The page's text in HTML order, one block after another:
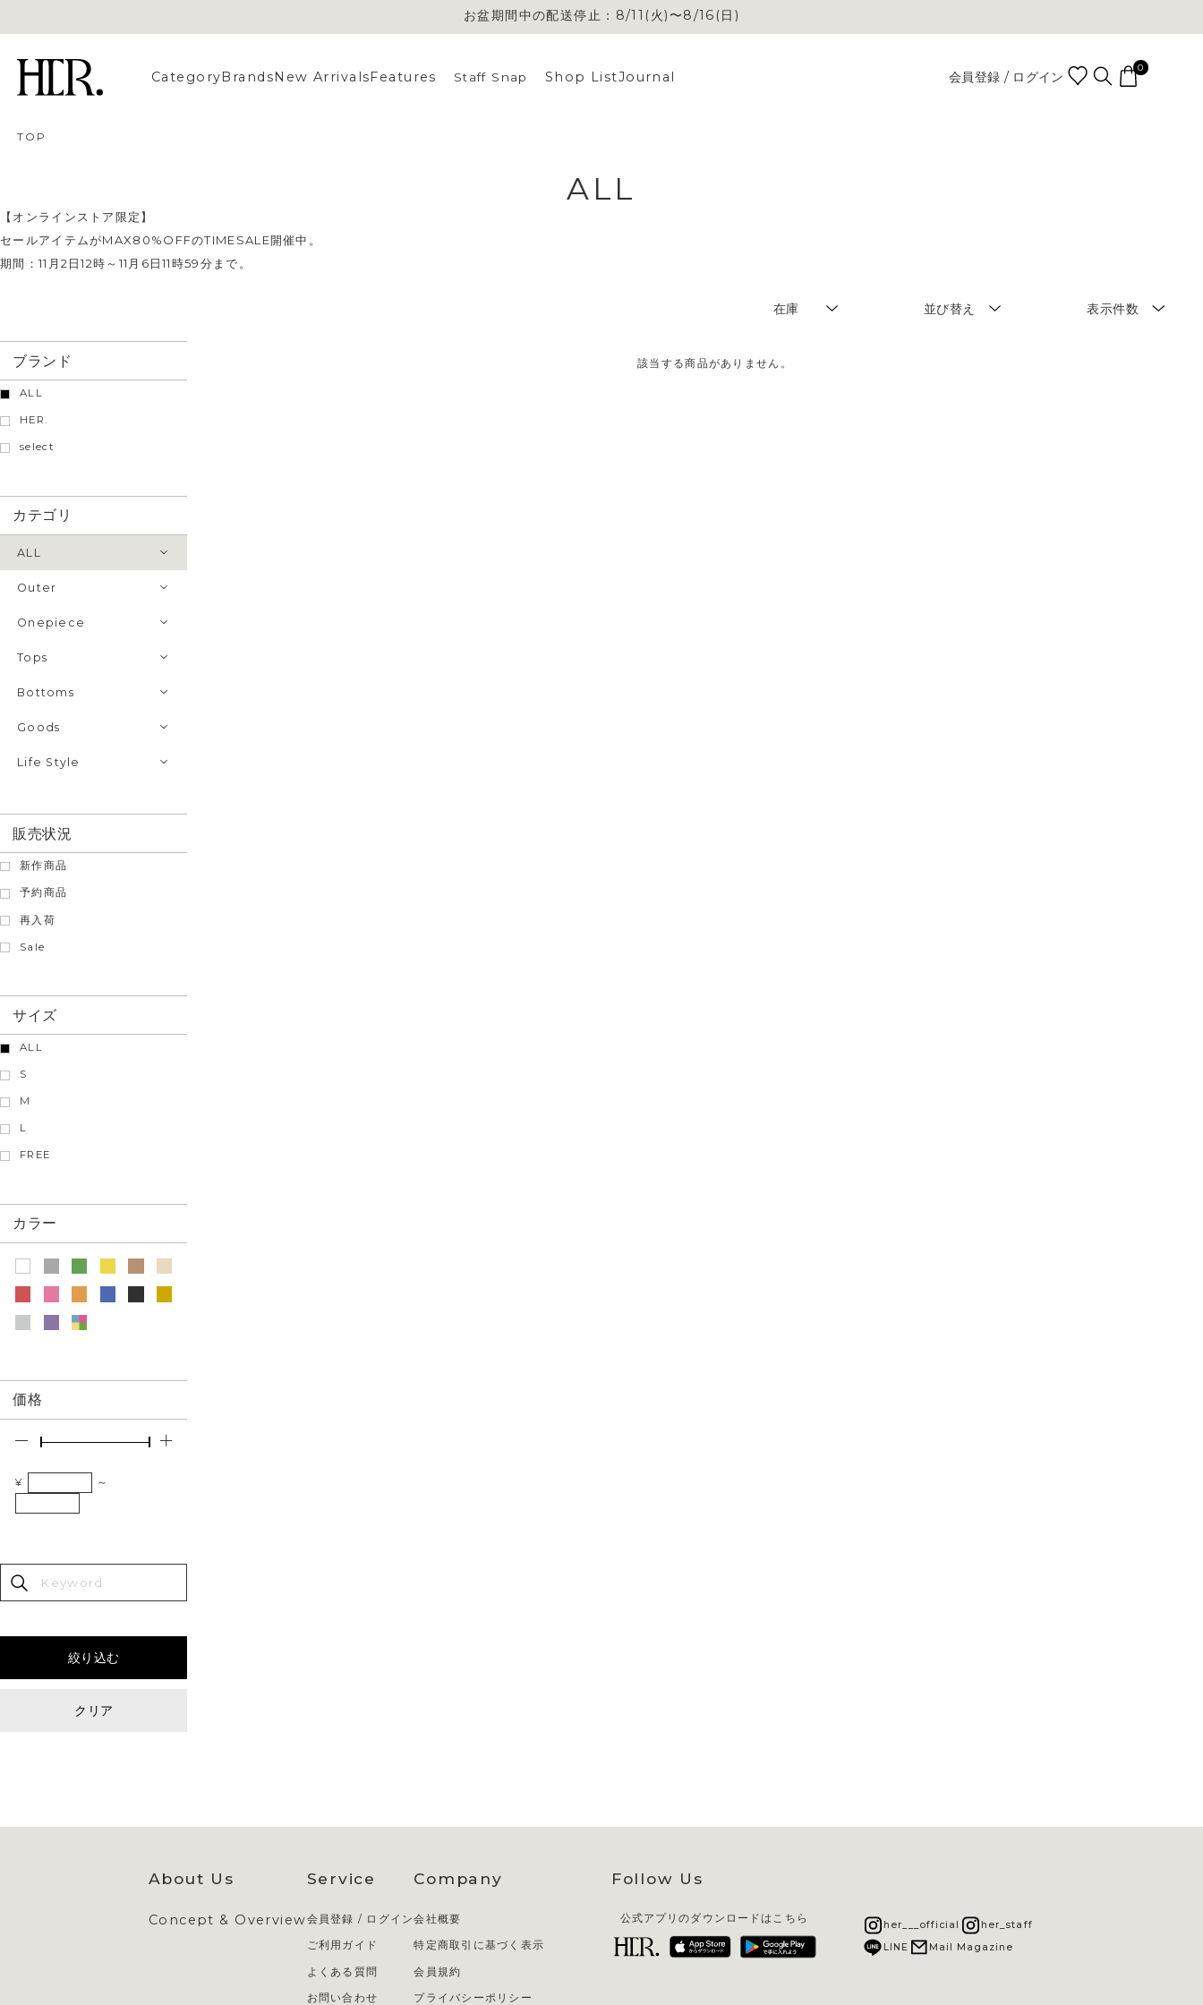
お盆期間中の配送停止：8/11(火)〜8/16(日)
Category Brands New Arrivals Features Staff Snap Shop ListJournal 会員登録 / ログイン
0
TOP
ALL
【オンラインストア限定】
セールアイテムがMAX80%OFFのTIMESALE開催中。
期間：11月2日12時～11月6日11時59分まで。
在庫 並び替え 表示件数
ブランド
ALL
HER.
select
カテゴリ
ALL
Outer
Onepiece
Tops
Bottoms
Goods
Life Style
販売状況
新作商品
予約商品
再入荷
Sale
サイズ
ALL
S
M
L
FREE
カラー
価格
¥ ～
絞り込む
クリア
該当する商品がありません。
About Us
Concept & Overview
Service
会員登録 / ログイン
ご利用ガイド
よくある質問
お問い合わせ
Company
会社概要
特定商取引に基づく表示
会員規約
プライバシーポリシー
Follow Us
公式アプリのダウンロードはこちら
her___official
her_staff
LINE
Mail Magazine